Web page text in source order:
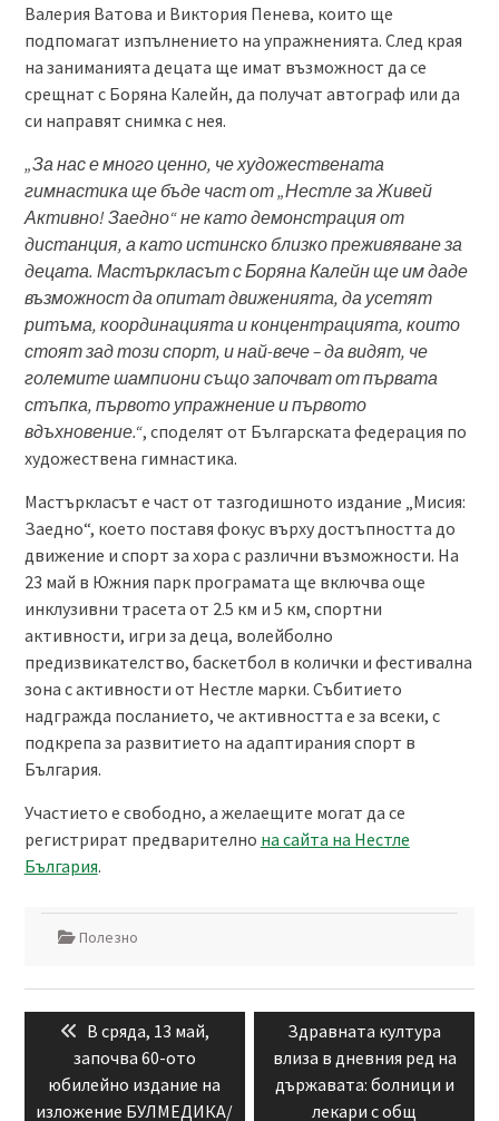
Валерия Ватова и Виктория Пенева, които ще
подпомагат изпълнението на упражненията. След края
на заниманията децата ще имат възможност да се
срещнат с Боряна Калейн, да получат автограф или да
си направят снимка с нея.
„За нас е много ценно, че художествената
гимнастика ще бъде част от „Нестле за Живей
Активно! Заедно“ не като демонстрация от
дистанция, а като истинскоблизкопреживяване за
децата. Мастъркласът с Боряна Калейн ще им даде
възможност да опитат движенията, да усетят
ритъма, координацията и концентрацията, които
стоят зад този спорт, и най-вече – да видят, че
големите шампиони също започват от първата
стъпка, първото упражнение и първото
вдъхновение.“, споделят от Българската федерация по
художествена гимнастика.
Мастъркласът е част от тазгодишното издание „Мисия:
Заедно“, което поставя фокус върху достъпността до
движение и спорт за хора с различни възможности. На
23 май в Южния парк програмата ще включва още
инклузивни трасета от 2.5 км и 5 км, спортни
активности, игри за деца, волейболно
предизвикателство, баскетбол в колички и фестивална
зона с активности от Нестле марки. Събитието
надгражда посланието, че активността е за всеки, с
подкрепа за развитието на адаптирания спорт в
България.
Участието е свободно, а желаещите могат да се
регистрират предварително на сайта на Нестле
България.
Полезно
Навигация
Previous
post:
В сряда, 13 май,
започва 60-ото
юбилейно издание на
изложение БУЛМЕДИКА/
Next
post:
Здравната култура
влиза в дневния ред на
държавата: болници и
лекари с общ